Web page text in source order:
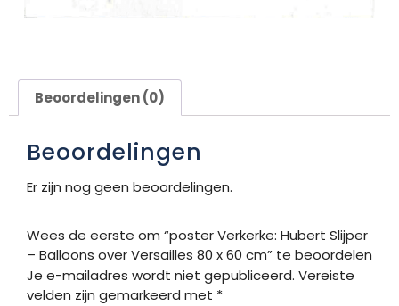
Beoordelingen (0)
Beoordelingen
Er zijn nog geen beoordelingen.
Wees de eerste om “poster Verkerke: Hubert Slijper
– Balloons over Versailles 80 x 60 cm” te beoordelen
Je e-mailadres wordt niet gepubliceerd. Vereiste
velden zijn gemarkeerd met *